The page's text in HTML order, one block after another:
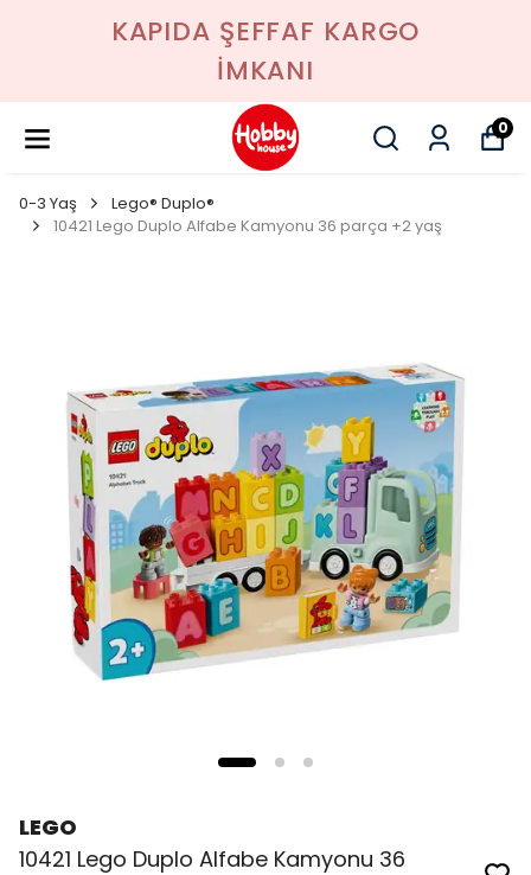
KAPIDA ŞEFFAF KARGO
İMKANI
0
0-3 Yaş
Lego® Duplo®
10421 Lego Duplo Alfabe Kamyonu 36 parça +2 yaş
LEGO
10421 Lego Duplo Alfabe Kamyonu 36